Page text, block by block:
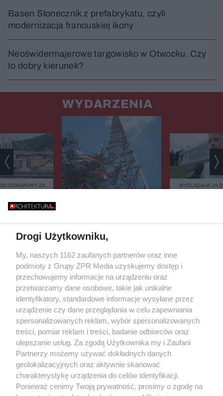
Basen Słonecznik z prefabrykatu, czyli
modernizacja francuskiej ikony
Neoświdermajerowe targowisko w Otwocku. Czy
to dobry kierunek?
WYDARZENIA
UZNAWANY ZA
BURZY?
WYGLĄDAJĄ JA
Żaden utwór zamieszczony w serwisie nie może być powielany i
rozpowszechniany lub dalej rozpowszechniany w jakikolwiek sposób (w
tym także elektroniczny lub mechaniczny) na jakimkolwiek polu
eksploatacji w jakiejkolwiek formie, włącznie z umieszczaniem w
Internecie bez pisemnej zgody właściciela praw. Jakiekolwiek użycie lub
wykorzystanie utworów w całości lub w części z naruszeniem prawa, tzn.
bez właściwej zgody, jest zabronione pod groźbą kary i może być ścigane
prawnie.
O nas
Drogi Użytkowniku,
My, naszych 1162 zaufanych partnerów oraz inne
podmioty z Grupy ZPR Media uzyskujemy dostęp i
przechowujemy informacje na urządzeniu oraz
przetwarzamy dane osobowe, takie jak unikalne
identyfikatory, standardowe informacje wysyłane przez
urządzenie czy dane przeglądania w celu zapewniania
spersonalizowanych reklam, wybór spersonalizowanych
treści, pomiar reklam i treści, badanie odbiorców oraz
ulepszanie usług. Za zgodą Użytkownika my i Zaufani
Partnerzy możemy używać dokładnych danych
geolokalizacyjnych oraz aktywnie skanować
charakterystykę urządzenia do celów identyfikacji.
Ponieważ cenimy Twoją prywatność, prosimy o zgodę na